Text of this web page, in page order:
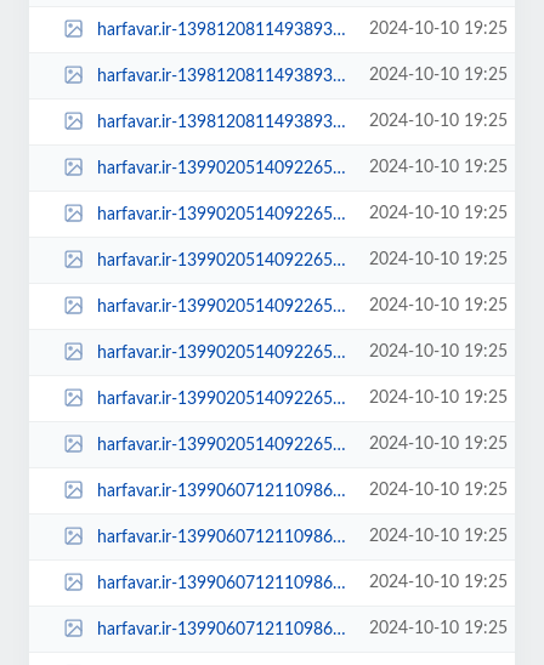
harfavar.ir-1398120811493893319796934-600x400.jpg 2024-10-10 19:25
harfavar.ir-1398120811493893319796934-768x535.jpg 2024-10-10 19:25
harfavar.ir-1398120811493893319796934.jpg 2024-10-10 19:25
harfavar.ir-1399020514092265520219234-100x70.jpg 2024-10-10 19:25
harfavar.ir-1399020514092265520219234-250x150.jpg 2024-10-10 19:25
harfavar.ir-1399020514092265520219234-300x209.jpg 2024-10-10 19:25
harfavar.ir-1399020514092265520219234-450x300.jpg 2024-10-10 19:25
harfavar.ir-1399020514092265520219234-600x400.jpg 2024-10-10 19:25
harfavar.ir-1399020514092265520219234-768x535.jpg 2024-10-10 19:25
harfavar.ir-1399020514092265520219234.jpg 2024-10-10 19:25
harfavar.ir-1399060712110986821066354-1399060712110986821066354-100x70.jpg 2024-10-10 19:25
harfavar.ir-1399060712110986821066354-1399060712110986821066354-250x150.jpg 2024-10-10 19:25
harfavar.ir-1399060712110986821066354-1399060712110986821066354-300x209.jpg 2024-10-10 19:25
harfavar.ir-1399060712110986821066354-1399060712110986821066354-450x300.jpg 2024-10-10 19:25